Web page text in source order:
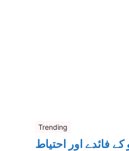
Trending
کے فائدے اور احتیاط